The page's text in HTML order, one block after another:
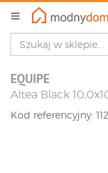
EQUIPE
Altea Black
Kod referencyjny: